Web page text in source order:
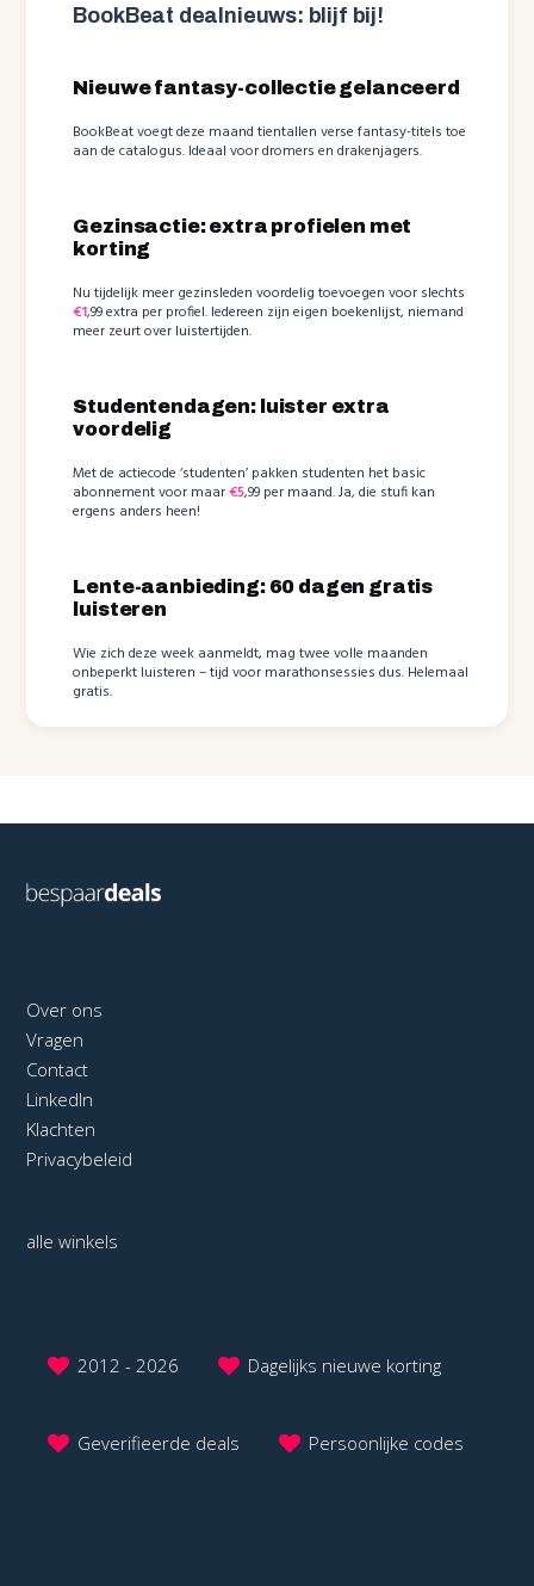
BookBeat dealnieuws: blijf bij!
Nieuwe fantasy-collectie gelanceerd
BookBeat voegt deze maand tientallen verse fantasy-titels toe
aan de catalogus. Ideaal voor dromers en drakenjagers.
Gezinsactie: extra profielen met
korting
Nu tijdelijk meer gezinsleden voordelig toevoegen voor slechts
€1,99 extra per profiel. Iedereen zijn eigen boekenlijst, niemand
meer zeurt over luistertijden.
Studentendagen: luister extra
voordelig
Met de actiecode ‘studenten’ pakken studenten het basic
abonnement voor maar€5,99 per maand. Ja, die stufi kan
ergens anders heen!
Lente-aanbieding: 60 dagen gratis
luisteren
Wie zich deze week aanmeldt, mag twee volle maanden
onbeperkt luisteren – tijd voor marathonsessies dus. Helemaal
gratis.
Over ons
Vragen
Contact
LinkedIn
Klachten
Privacybeleid
alle winkels
2012 - 2026 Dagelijks nieuwe korting
Geverifieerde deals Persoonlijke codes